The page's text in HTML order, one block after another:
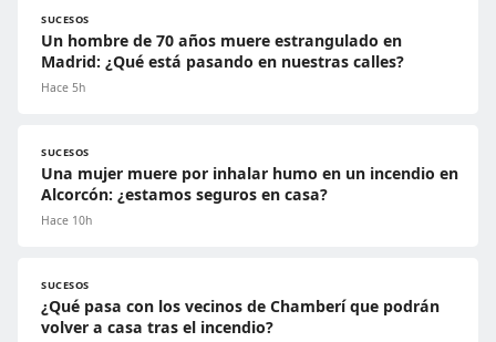
SUCESOS
Un hombre de 70 años muere estrangulado en
Madrid: ¿Qué está pasando en nuestras calles?
Hace 5h
SUCESOS
Una mujer muere por inhalar humo en un incendio en
Alcorcón: ¿estamos seguros en casa?
Hace 10h
SUCESOS
¿Qué pasa con los vecinos de Chamberí que podrán
volver a casa tras el incendio?